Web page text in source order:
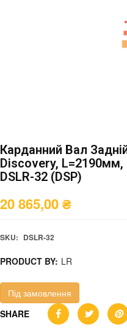
Карданний Вал
Discovery,
DSLR-32 (DSP)
20 865,00₴
SKU: DSLR-32
PRODUCT BY: LR
Під замовлення
SHARE